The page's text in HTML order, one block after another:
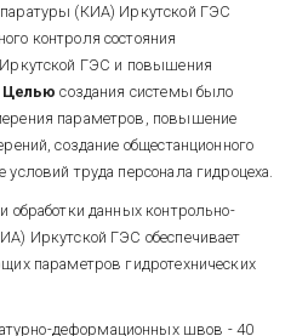
(КИА) Иркутской ГЭС
контроля состояния
ГЭС и повышения
Цельюсоздания системы было
параметров, повышение
создание общестанционного
труда персонала гидроцеха.
обработки данных контрольно-
Иркутской ГЭС обеспечивает
параметров гидротехнических
деформационных швов - 40